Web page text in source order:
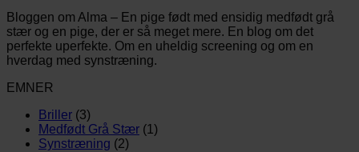
Bloggen om Alma – En pige født med ensidig medfødt grå
stær og en pige, der er så meget mere. En blog om det
perfekte uperfekte. Om en uheldig screening og om en
hverdag med synstræning.
EMNER
Briller (3)
Medfødt Grå Stær (1)
Synstræning (2)